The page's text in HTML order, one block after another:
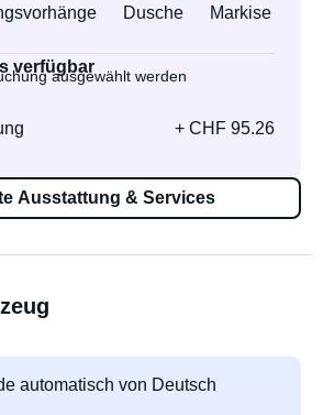
Dusche
Markise
verfügbar
ausgewählt werden
+ CHF 95.26
Ausstattung & Services
automatisch von Deutsch